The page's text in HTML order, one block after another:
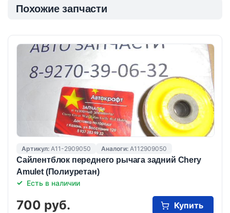
Похожие запчасти
Артикул: A11-2909050 Аналоги: A112909050
Сайлентблок переднего рычага задний Chery
Amulet (Полиуретан)
Есть в наличии
700 руб. Купить